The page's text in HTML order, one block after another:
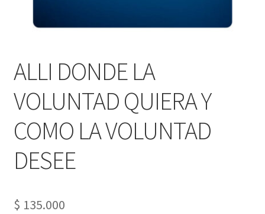
Tienda
ALLI DONDE LA
VOLUNTAD QUIERA Y
COMO LA VOLUNTAD
DESEE
$ 135.000